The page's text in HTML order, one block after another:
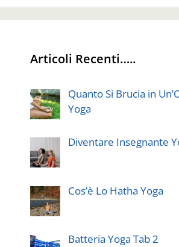
Articoli Recenti…..
Quanto Si Brucia in
Yoga
Diventare Insegnante
Cos’è Lo Hatha Yoga
Batteria Yoga Tab 2